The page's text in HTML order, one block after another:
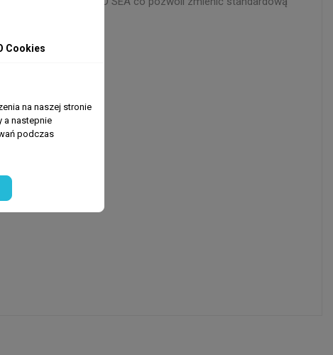
Cookies
na naszej stronie
a nastepnie
podczas